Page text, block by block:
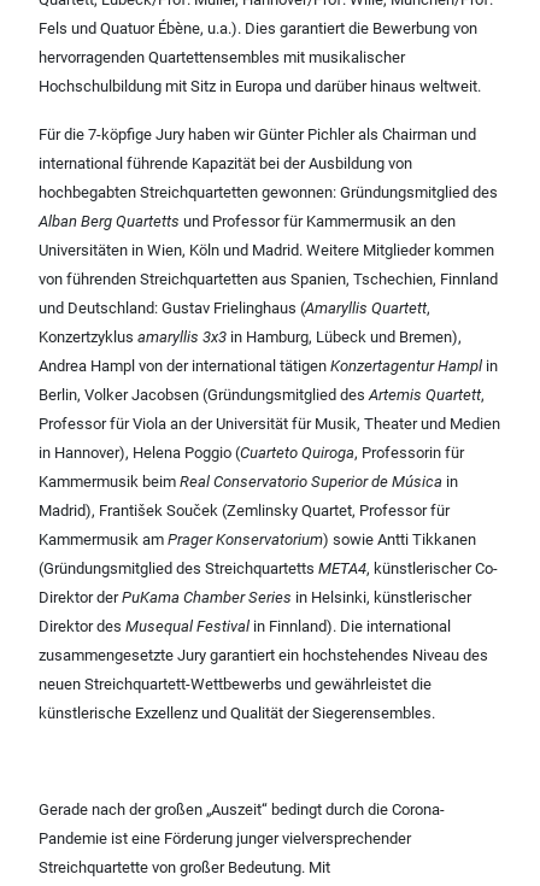
Fels und Quatuor Ébène, u.a.). Dies garantiert die Bewerbung von
hervorragenden Quartettensembles mit musikalischer
Hochschulbildung mit Sitz in Europa und darüber hinaus weltweit.
Für die 7-köpfige Jury haben wir Günter Pichler als Chairman und
international führende Kapazität bei der Ausbildung von
hochbegabten Streichquartetten gewonnen: Gründungsmitglied des
Alban Berg Quartetts und Professor für Kammermusik an den
Universitäten in Wien, Köln und Madrid. Weitere Mitglieder kommen
von führenden Streichquartetten aus Spanien, Tschechien, Finnland
und Deutschland: Gustav Frielinghaus (Amaryllis Quartett,
Konzertzyklus amaryllis 3x3 in Hamburg, Lübeck und Bremen),
Andrea Hampl von der international tätigen Konzertagentur Hampl in
Berlin, Volker Jacobsen (Gründungsmitglied desArtemis Quartett,
Professor für Viola an der Universität für Musik, Theater und Medien
in Hannover), Helena Poggio (Cuarteto Quiroga, Professorin für
Kammermusik beim Real Conservatorio Superior de Música in
Madrid), František Souček (Zemlinsky Quartet, Professor für
Kammermusik am Prager Konservatorium) sowie Antti Tikkanen
(Gründungsmitglied des Streichquartetts META4, künstlerischer Co-
Direktor derPuKama Chamber Series in Helsinki, künstlerischer
Direktor des Musequal Festival in Finnland). Die international
zusammengesetzte Jury garantiert ein hochstehendes Niveau des
neuen Streichquartett-Wettbewerbs und gewährleistet die
künstlerische Exzellenz und Qualität der Siegerensembles.
Gerade nach der großen „Auszeit“ bedingt durch die Corona-
Pandemie ist eine Förderung junger vielversprechender
Streichquartette von großer Bedeutung. Mit